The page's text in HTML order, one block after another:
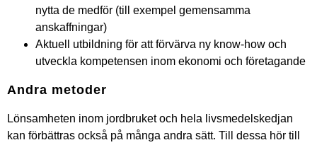
nytta de medför (till exempel gemensamma
anskaffningar)
Aktuell utbildning för att förvärva ny know-how och
utveckla kompetensen inom ekonomi och företagande
Andra metoder
Lönsamheten inom jordbruket och hela livsmedelskedjan
kan förbättras också på många andra sätt. Till dessa hör till